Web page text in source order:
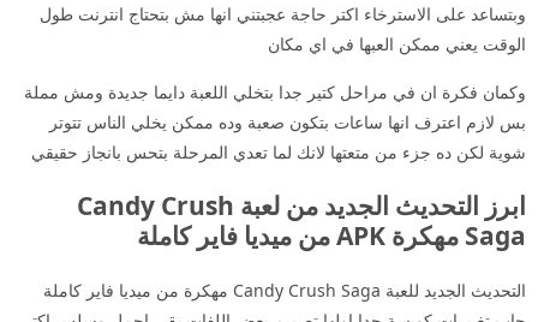
وبتساعد على الاسترخاء اكتر حاجة عجبتني انها مش بتحتاج انترنت طول
الوقت يعني ممكن العبها في اي مكان
وكمان فكرة ان في مراحل كتير جدا بتخلي اللعبة دايما جديدة ومش مملة
بس لازم اعترف انها ساعات بتكون صعبة وده ممكن يخلي الناس تتوتر
شوية لكن ده جزء من متعتها لانك لما تعدي المرحلة بتحس بانجاز حقيقي
ابرز التحديث الجديد من لعبة Candy Crush
Saga مهكرة APK من ميديا فاير كاملة
التحديث الجديد للعبة Candy Crush Saga مهكرة من ميديا فاير كاملة